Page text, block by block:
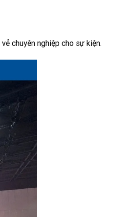
chuyên nghiệp cho sự kiện.